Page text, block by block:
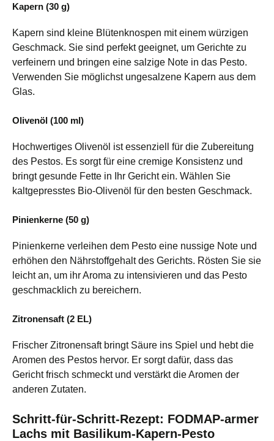
Kapern (30 g)
Kapern sind kleine Blütenknospen mit einem würzigen
Geschmack. Sie sind perfekt geeignet, um Gerichte zu
verfeinern und bringen eine salzige Note in das Pesto.
Verwenden Sie möglichst ungesalzene Kapern aus dem
Glas.
Olivenöl (100 ml)
Hochwertiges Olivenöl ist essenziell für die Zubereitung
des Pestos. Es sorgt für eine cremige Konsistenz und
bringt gesunde Fette in Ihr Gericht ein. Wählen Sie
kaltgepresstes Bio-Olivenöl für den besten Geschmack.
Pinienkerne (50 g)
Pinienkerne verleihen dem Pesto eine nussige Note und
erhöhen den Nährstoffgehalt des Gerichts. Rösten Sie sie
leicht an, um ihr Aroma zu intensivieren und das Pesto
geschmacklich zu bereichern.
Zitronensaft (2 EL)
Frischer Zitronensaft bringt Säure ins Spiel und hebt die
Aromen des Pestos hervor. Er sorgt dafür, dass das
Gericht frisch schmeckt und verstärkt die Aromen der
anderen Zutaten.
Schritt-für-Schritt-Rezept: FODMAP-armer
Lachs mit Basilikum-Kapern-Pesto